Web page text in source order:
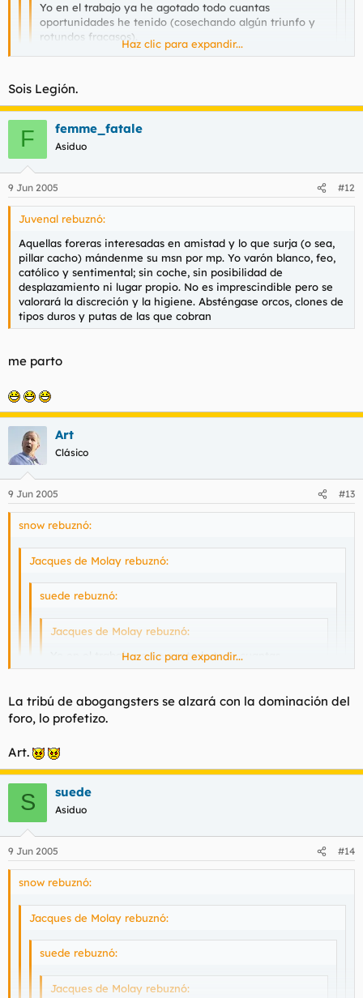
Yo en el trabajo ya he agotado todo cuantas
oportunidades he tenido (cosechando algún triunfo y
rotundos fracasos).
Gracias
Tú también, hija mía?
Haz clic para expandir...
Sois Legión.
F femme_fatale
Asiduo
9 Jun 2005 #12
Juvenal rebuznó:
Aquellas foreras interesadas en amistad y lo que surja (o sea,
pillar cacho) mándenme su msn por mp. Yo varón blanco, feo,
católico y sentimental; sin coche, sin posibilidad de
desplazamiento ni lugar propio. No es imprescindible pero se
valorará la discreción y la higiene. Absténgase orcos, clones de
tipos duros y putas de las que cobran
me parto
Art
Clásico
9 Jun 2005 #13
snow rebuznó:
Jacques de Molay rebuznó:
suede rebuznó:
Jacques de Molay rebuznó:
Yo en el trabajo ya he agotado todo cuantas
oportunidades he tenido (cosechando algún triunfo
Además, no os enrolléis nunca con abogadas, son lo
puto peor.
Gracias
Tú también, hija mía?
Haz clic para expandir...
La tribú de abogangsters se alzará con la dominación del
foro, lo profetizo.
Art.
S suede
Asiduo
9 Jun 2005 #14
snow rebuznó:
Jacques de Molay rebuznó:
suede rebuznó:
Jacques de Molay rebuznó: